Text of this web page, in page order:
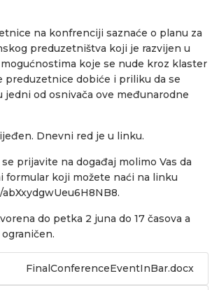
na konfrenciji saznaće o planu za
preduzetništva koji je razvijen u
koje se nude kroz klaster
preduzetnice dobiće i priliku da se
jedni od osnivača ove međunarodne
Dnevni red je u linku.
prijavite na događaj molimo Vas da
formular koji možete naći na linku
.
do petka 2 juna do 17 časova a
FinalConferenceEventInBar.docx